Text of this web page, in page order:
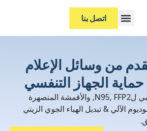
اتصل بنا
من وسائل الإعلام
الجهاز التنفسي
ضمان الامتثال العالمي لN95, FFP2, والأقمشة المنصهرة
الآلي & تبديل الهباء الجوي الزيتي